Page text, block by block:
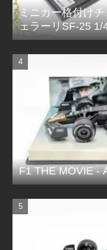
ミニカー格付け
ェラーリSF-25 1/
F1 THE MOVIE -